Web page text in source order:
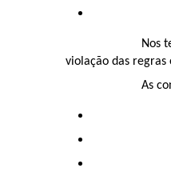
Nos
violação das
As